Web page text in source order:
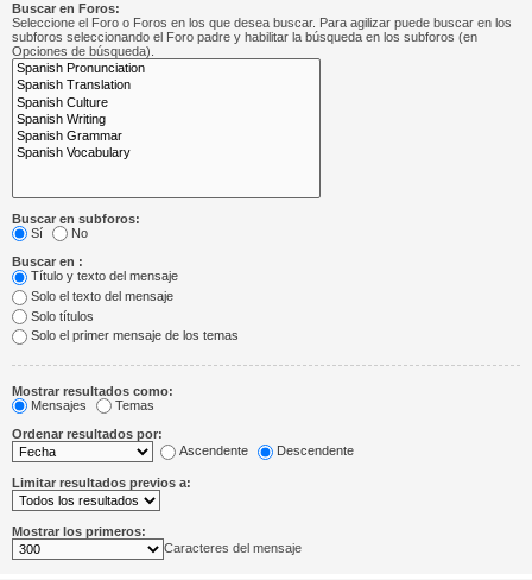
Buscar en Foros:
Seleccione el Foro o Foros en los que desea buscar. Para agilizar puede buscar en los
subforos seleccionando el Foro padre y habilitar la búsqueda en los subforos (en
Opciones de búsqueda).
Buscar en subforos:
Sí
No
Buscar en :
Título y texto del mensaje
Solo el texto del mensaje
Solo títulos
Solo el primer mensaje de los temas
Mostrar resultados como:
Mensajes
Temas
Ordenar resultados por:
Ascendente
Descendente
Limitar resultados previos a:
Mostrar los primeros:
Caracteres del mensaje